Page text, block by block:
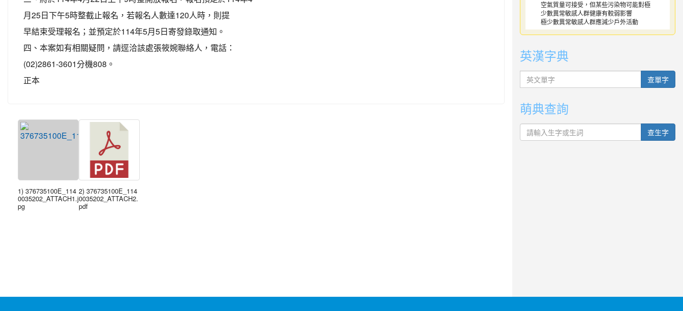
月25日下午5時整截止報名，若報名人數達120人時，則提
早結束受理報名；並預定於114年5月5日寄發錄取通知。
四、本案如有相關疑問，請逕洽該處張筱婉聯絡人，電話：
(02)2861-3601分機808。
正本
1) 376735100E_114
0035202_ATTACH1.j
pg
2) 376735100E_114
0035202_ATTACH2.
pdf
空氣質量可接受，但某些污染物可能對極
少數異常敏感人群健康有較弱影響
極少數異常敏感人群應減少戶外活動
英漢字典
英文單字 查單字
萌典查詢
查生字